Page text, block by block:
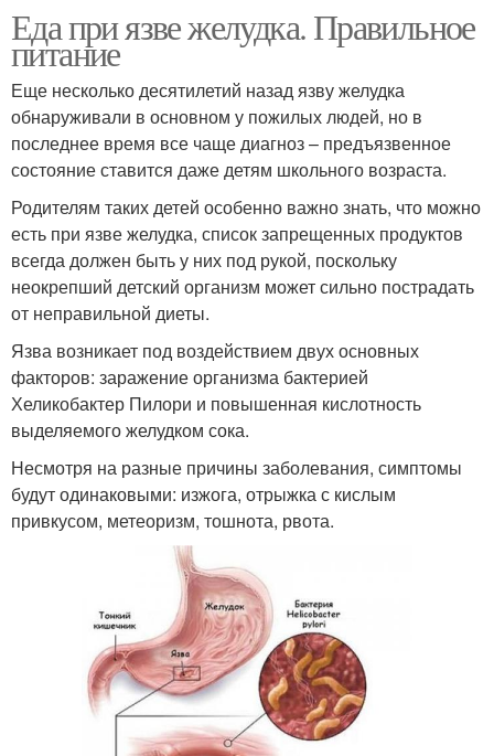
Еда при язве желудка. Правильное
питание
Еще несколько десятилетий назад язву желудка
обнаруживали в основном у пожилых людей, но в
последнее время все чаще диагноз – предъязвенное
состояние ставится даже детям школьного возраста.
Родителям таких детей особенно важно знать, что можно
есть при язве желудка, список запрещенных продуктов
всегда должен быть у них под рукой, поскольку
неокрепший детский организм может сильно пострадать
от неправильной диеты.
Язва возникает под воздействием двух основных
факторов: заражение организма бактерией
Хеликобактер Пилори и повышенная кислотность
выделяемого желудком сока.
Несмотря на разные причины заболевания, симптомы
будут одинаковыми: изжога, отрыжка с кислым
привкусом, метеоризм, тошнота, рвота.